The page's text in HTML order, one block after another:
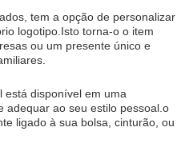
tem a opção de personalizar
logotipo.Isto torna-o o item
ou um presente único e
está disponível em uma
adequar ao seu estilo pessoal.o
ligado à sua bolsa, cinturão, ou